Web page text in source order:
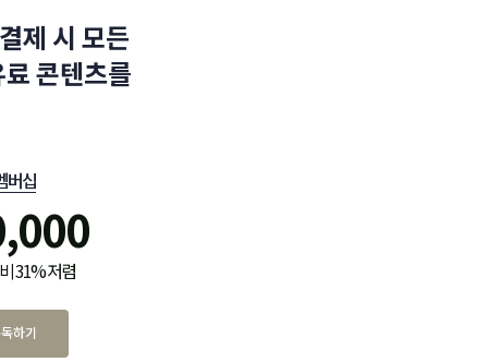
제 시 모든
콘텐츠를
버십
31% 저렴
하기